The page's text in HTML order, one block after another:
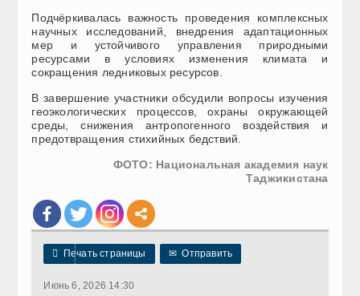
Подчёркивалась важность проведения комплексных
научных исследований, внедрения адаптационных
мер и устойчивого управления природными
ресурсами в условиях изменения климата и
сокращения ледниковых ресурсов.
В завершение участники обсудили вопросы изучения
геоэкологических процессов, охраны окружающей
среды, снижения антропогенного воздействия и
предотвращения стихийных бедствий.
ФОТО: Национальная академия наук
Таджикистана
 Печать страницы ✉ Отправить
Июнь 6, 2026 14:30